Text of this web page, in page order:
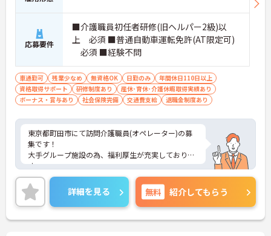
応募要件
■介護職員初任者研修(旧ヘルパー2級)以
上 必須 ■普通自動車運転免許(AT限定可)
必須 ■経験不問
車通勤可 残業少なめ 無資格OK 日勤のみ
年間休日110日以上
資格取得サポート
研修制度あり
産休･育休･介護休暇取得実績あり
ボーナス・賞与あり
社会保険完備 交通費支給 退職金制度あり
東京都町田市にて訪問介護職員(オペレーター)の募
集です！
大手グループ施設の為、福利厚生が充実しておりま
す。
ヘルパー・オペレーター・看護職員の3名体制で安
心して業務ができます。日勤のみでリフレッシュ休
暇もありプライベートとの両立も可能♪
社内研修制度も充実しており、キャリアアップを目
指す方にもおすすめです。
詳細を見る 無料 紹介してもらう